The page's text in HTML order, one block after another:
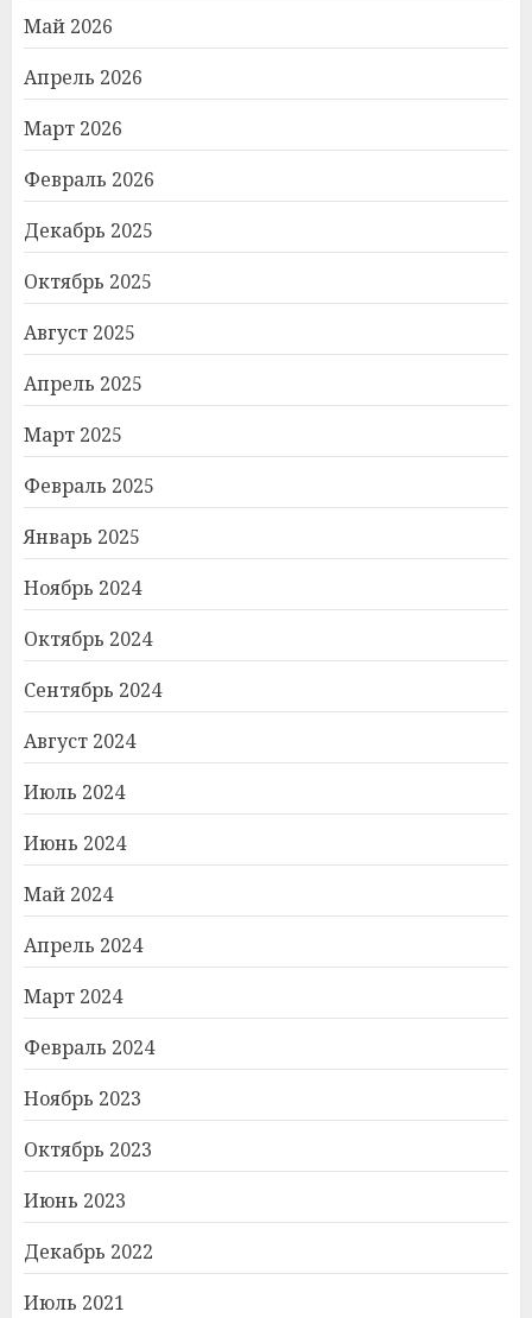
Май 2026
Апрель 2026
Март 2026
Февраль 2026
Декабрь 2025
Октябрь 2025
Август 2025
Апрель 2025
Март 2025
Февраль 2025
Январь 2025
Ноябрь 2024
Октябрь 2024
Сентябрь 2024
Август 2024
Июль 2024
Июнь 2024
Май 2024
Апрель 2024
Март 2024
Февраль 2024
Ноябрь 2023
Октябрь 2023
Июнь 2023
Декабрь 2022
Июль 2021